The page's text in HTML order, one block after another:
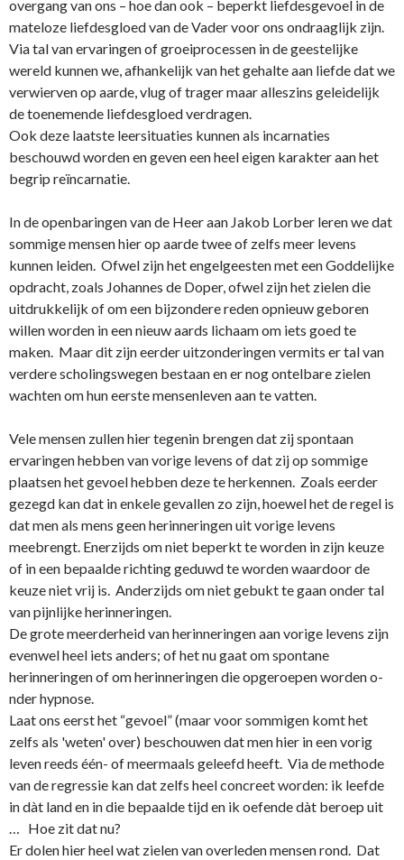
overgang van o­ns – hoe dan ook – beperkt liefdesgevoel in de
mateloze liefdesgloed van de Vader voor o­ns o­ndraaglijk zijn.
Via tal van ervaringen of groeiprocessen in de geestelijke
wereld kunnen we, afhankelijk van het gehalte aan liefde dat we
verwierven op aarde, vlug of trager maar alleszins geleidelijk
de toenemende liefdesgloed verdragen.
Ook deze laatste leersituaties kunnen als incarnaties
beschouwd worden en geven een heel eigen karakter aan het
begrip reïncarnatie.
In de openbaringen van de Heer aan Jakob Lorber leren we dat
sommige mensen hier op aarde twee of zelfs meer levens
kunnen leiden. Ofwel zijn het engelgeesten met een Goddelijke
opdracht, zoals Johannes de Doper, ofwel zijn het zielen die
uitdrukkelijk of om een bijzondere reden opnieuw geboren
willen worden in een nieuw aards lichaam om iets goed te
maken. Maar dit zijn eerder uitzonderingen vermits er tal van
verdere scholingswegen bestaan en er nog o­ntelbare zielen
wachten om hun eerste mensenleven aan te vatten.
Vele mensen zullen hier tegenin brengen dat zij spontaan
ervaringen hebben van vorige levens of dat zij op sommige
plaatsen het gevoel hebben deze te herkennen. Zoals eerder
gezegd kan dat in enkele gevallen zo zijn, hoewel het de regel is
dat men als mens geen herinneringen uit vorige levens
meebrengt. Enerzijds om niet beperkt te worden in zijn keuze
of in een bepaalde richting geduwd te worden waardoor de
keuze niet vrij is. Anderzijds om niet gebukt te gaan o­nder tal
van pijnlijke herinneringen.
De grote meerderheid van herinneringen aan vorige levens zijn
evenwel heel iets anders; of het nu gaat om spontane
herinneringen of om herinneringen die opgeroepen worden o­
nder hypnose.
Laat o­ns eerst het “gevoel” (maar voor sommigen komt het
zelfs als 'weten' over) beschouwen dat men hier in een vorig
leven reeds één- of meermaals geleefd heeft. Via de methode
van de regressie kan dat zelfs heel concreet worden: ik leefde
in dàt land en in die bepaalde tijd en ik oefende dàt beroep uit
… Hoe zit dat nu?
Er dolen hier heel wat zielen van overleden mensen rond. Dat